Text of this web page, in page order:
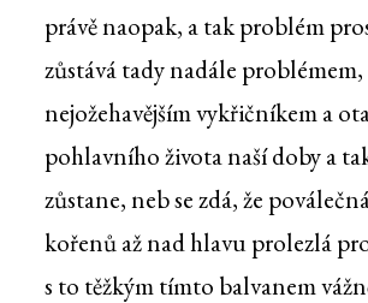
právě naopak, a tak problém
zůstává tady nadále problémem,
nejožehavějším vykřičníkem a
pohlavního života naší doby a
zůstane, neb se zdá, že
kořenů až nad hlavu prolezlá
s to těžkým tímto balvanem